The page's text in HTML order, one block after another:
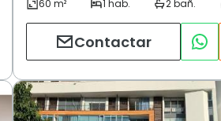
Contactar